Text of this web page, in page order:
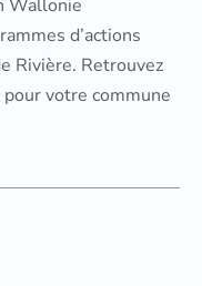
Wallonie
d’actions
Rivière. Retrouvez
votre commune